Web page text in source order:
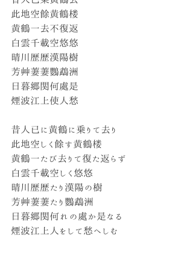
此地空餘黄鶴楼
黄鶴一去不復返
白雲千載空悠悠
晴川歴歴漢陽樹
芳艸萋萋鸚鵡洲
日暮郷関何處是
煙波江上使人愁
昔人已に黄鶴に乗りて去り
此地空しく餘す黄鶴楼
黄鶴一たび去りて復た返らず
白雲千載空しく悠悠
晴川歴歴たり漢陽の樹
芳艸萋萋たり鸚鵡洲
日暮郷関何れの處か是なる
煙波江上人をして愁へしむ